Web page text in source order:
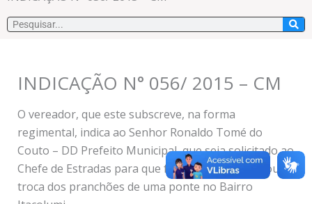
Pesquisar
INDICAÇÃO N° 056/ 2015 – CM
O vereador, que este subscreve, na forma
regimental, indica ao Senhor Ronaldo Tomé do
Couto – DD Prefeito Municipal, que seja solicitado ao
Chefe de Estradas para que faça a recuperação ou
troca dos pranchões de uma ponte no Bairro